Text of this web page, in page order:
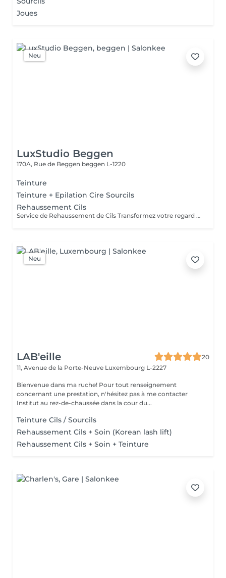
Joues
Neu
LuxStudio Beggen
170A, Rue de Beggen beggen L-1220
Teinture
Teinture + Epilation Cire Sourcils
Rehaussement Cils
Service de Rehaussement de Cils Transformez votre regard avec notre service de rehaussement de cils, disponible avec ou sans teinture. Notre technique avancée inclut : - *Courbure Durable* : Nous sublimons vos cils naturels en leur apportant une courbure élégante et durable. - *Option avec Teinture* : Pour un effet encore plus spectaculaire, ajoutez de la couleur à vos cils, vous libérant ainsi de l'utilisation quotidienne de mascara. - *Hydratation Incluse* : Nos traitements incluent une hydratation profonde, garantissant des cils sains et forts. ### Entretien Pour maintenir l'effet souhaité et éviter d'endommager vos cils, nous recommandons de refaire le traitement toutes les 4 à 6 semaines. Ainsi, vous assurez un regard toujours éblouissant tout en préservant la santé de vos cils. Prenez rendez-vous dès aujourd'hui et sublimez la beauté naturelle de vos yeux !
Neu
LAB'eille
20
11, Avenue de la Porte-Neuve Luxembourg L-2227
Bienvenue dans ma ruche! Pour tout renseignement
concernant une prestation, n'hésitez pas à me contacter
Institut au rez-de-chaussée dans la cour du...
Teinture Cils / Sourcils
Rehaussement Cils + Soin (Korean lash lift)
Rehaussement Cils + Soin + Teinture